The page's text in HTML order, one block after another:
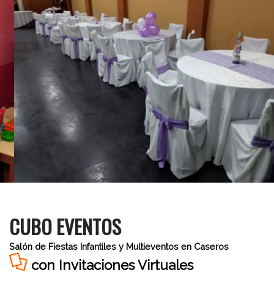
CUBO EVENTOS
Salón de Fiestas Infantiles y Multieventos en Caseros
con Invitaciones Virtuales